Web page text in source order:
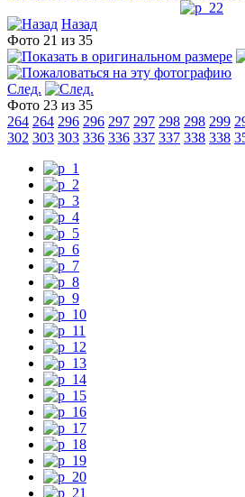
Назад
Фото 21 из 35
След.
Фото 23 из 35
264 264 296 296 297 297 298 298 299
302 303 303 336 336 337 337 338 338